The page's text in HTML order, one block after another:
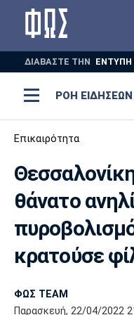
ΔΙΑΒΑΣΤΕ THN ΕΝΤΥΠΗ
ΡΟΗ ΕΙΔΗΣΕΩΝ
ΠΟΔΟΣΦΑΙΡΟ
AUTO-MOTO
Ποδόσφαιρο
Super League 1
Super League 2
Γ Εθνική
Μπάσκετ
Ελλάδα
Εθνική
Ολυμπιακοί
Βόλεϊ
Ολυμπιακός
Επικαιρότητα
θάνατο
κρατούσε
ΦΩΣ TEAM
Παρασκευή, 22/04/2022